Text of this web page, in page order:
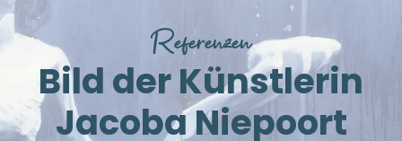
Referenzen
Bild der Künstlerin
Jacoba Niepoort